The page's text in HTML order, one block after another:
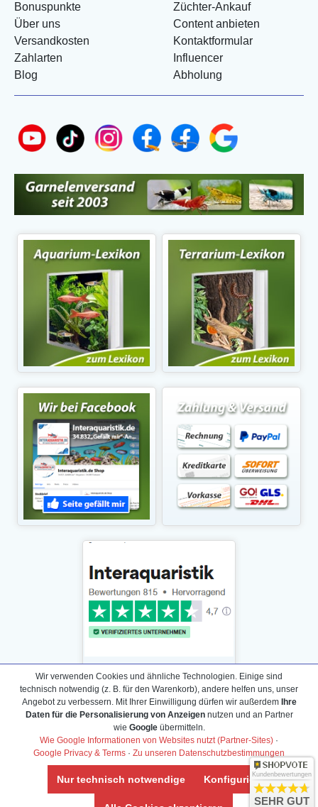
Bonuspunkte
Über uns
Versandkosten
Zahlarten
Blog
Züchter-Ankauf
Content anbieten
Kontaktformular
Influencer
Abholung
Daten­schutz­erklärung
Widerrufs­recht /Widerrufs­formular
AGB & Info
Impressum
Umwelt und Entsorgung
Wir verwenden Cookies und ähnliche Technologien. Einige sind
technisch notwendig (z. B. für den Warenkorb), andere helfen uns, unser
Angebot zu verbessern. Mit Ihrer Einwilligung dürfen wir außerdem Ihre
Daten für die Personalisierung von Anzeigennutzen und an Partner
wie Googleübermitteln.
Wie Google Informationen von Websites nutzt (Partner-Sites) ·
Google Privacy & Terms · Zu unseren Datenschutzbestimmungen
Nur technisch notwendige KonfigurierenKundenbewertungen
SEHR GUT